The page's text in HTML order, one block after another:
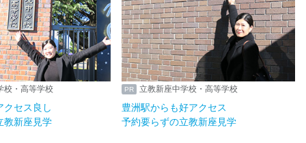
校・高等学校
クセス良し
教新座見学
立教新座中学校・高等学校
豊洲駅からも好アクセス
予約要らずの立教新座見学